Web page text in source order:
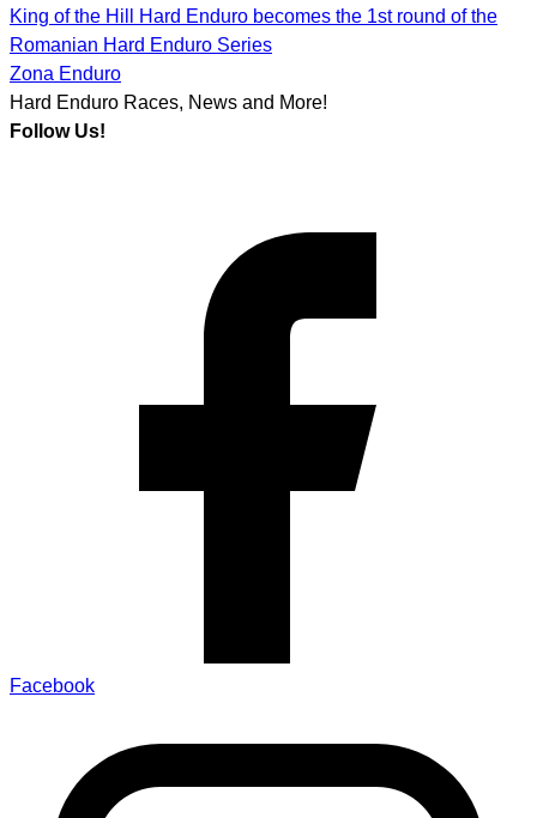
King of the Hill Hard Enduro becomes the 1st round of the
Romanian Hard Enduro Series
Zona Enduro
Hard Enduro Races, News and More!
Follow Us!
Facebook